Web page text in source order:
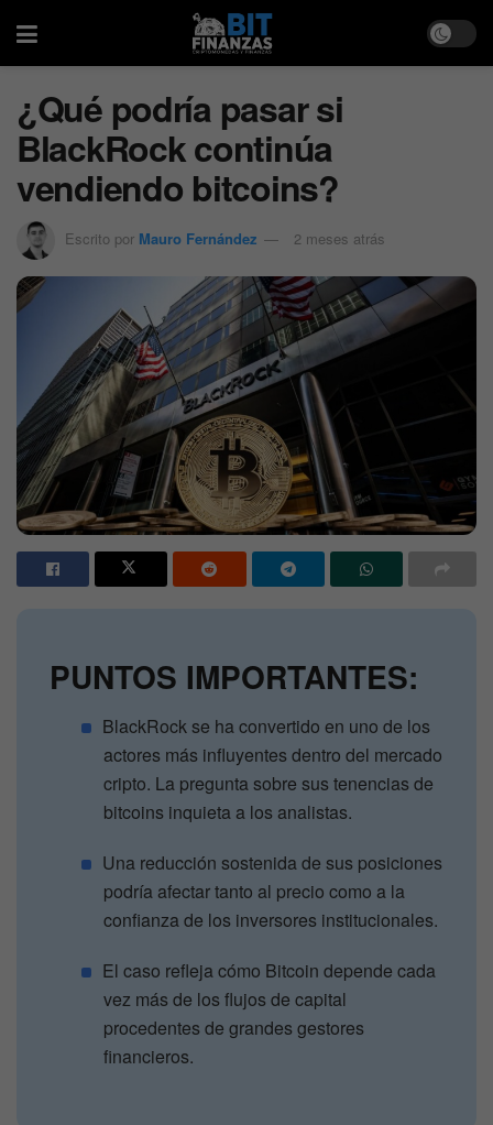
¿Qué podría pasar si
BlackRock continúa
vendiendo bitcoins?
Escrito por Mauro Fernández 2 meses atrás
PUNTOS IMPORTANTES:
BlackRock se ha convertido en uno de los
actores más influyentes dentro del mercado
cripto. La pregunta sobre sus tenencias de
bitcoins inquieta a los analistas.
Una reducción sostenida de sus posiciones
podría afectar tanto al precio como a la
confianza de los inversores institucionales.
El caso refleja cómo Bitcoin depende cada
vez más de los flujos de capital
procedentes de grandes gestores
financieros.